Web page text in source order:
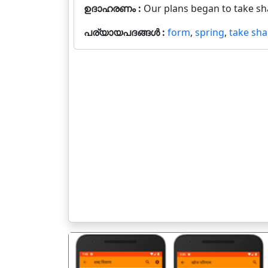
ഉദാഹരണം : Our plans began to take
പര്യായപദങ്ങൾ : form, spring, take